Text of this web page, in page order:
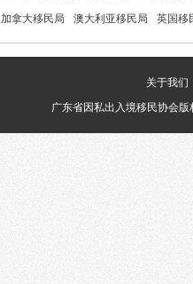
加拿大移民局 澳大利亚移民局 英国移
关于我们
广东省因私出入境移民协会